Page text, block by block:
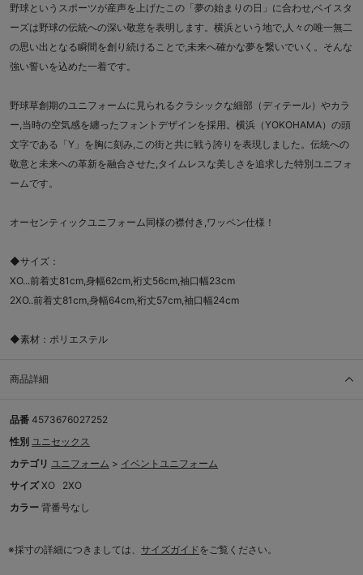
野球というスポーツが産声を上げたこの「夢の始まりの日」に合わせ,ベイスタ
ーズは野球の伝統への深い敬意を表明します。横浜という地で,人々の唯一無二
の思い出となる瞬間を創り続けることで,未来へ確かな夢を繋いでいく。そんな
強い誓いを込めた一着です。
野球草創期のユニフォームに見られるクラシックな細部（ディテール）やカラ
ー,当時の空気感を纏ったフォントデザインを採用。横浜（YOKOHAMA）の頭
文字である「Y」を胸に刻み,この街と共に戦う誇りを表現しました。伝統への
敬意と未来への革新を融合させた,タイムレスな美しさを追求した特別ユニフォ
ームです。
オーセンティックユニフォーム同様の襟付き,ワッペン仕様！
◆サイズ：
XO...前着丈81cm,身幅62cm,裄丈56cm,袖口幅23cm
2XO..前着丈81cm,身幅64cm,裄丈57cm,袖口幅24cm
◆素材：ポリエステル
商品詳細
品番 4573676027252
性別 ユニセックス
カテゴリ ユニフォーム > イベントユニフォーム
サイズ XO
2XO
カラー 背番号なし
※採寸の詳細につきましては、 サイズガイドをご覧ください。